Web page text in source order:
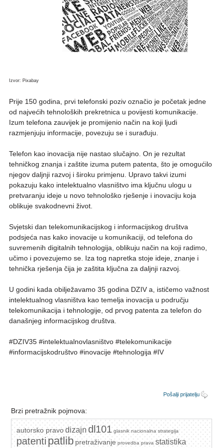
Izvor: Pixabay
Prije 150 godina, prvi telefonski poziv označio je početak jedne
od najvećih tehnoloških prekretnica u povijesti komunikacije.
Izum telefona zauvijek je promijenio način na koji ljudi
razmjenjuju informacije, povezuju se i surađuju.
Telefon kao inovacija nije nastao slučajno. On je rezultat
tehničkog znanja i zaštite izuma putem patenta, što je omogućilo
njegov daljnji razvoj i široku primjenu. Upravo takvi izumi
pokazuju kako intelektualno vlasništvo ima ključnu ulogu u
pretvaranju ideje u novo tehnološko rješenje i inovaciju koja
oblikuje svakodnevni život.
Svjetski dan telekomunikacijskog i informacijskog društva
podsjeća nas kako inovacije u komunikaciji, od telefona do
suvremenih digitalnih tehnologija, oblikuju način na koji radimo,
učimo i povezujemo se. Iza tog napretka stoje ideje, znanje i
tehnička rješenja čija je zaštita ključna za daljnji razvoj.
U godini kada obilježavamo 35 godina DZIV a, ističemo važnost
intelektualnog vlasništva kao temelja inovacija u području
telekomunikacija i tehnologije, od prvog patenta za telefon do
današnjeg informacijskog društva.
#DZIV35 #intelektualnovlasništvo #telekomunikacije
#informacijskodruštvo #inovacije #tehnologija #IV
Pošalji prijatelju
Brzi pretražnik pojmova:
autorsko pravo dizajn dl101 glasnik nacionalna strategija
patenti patlib pretraživanje provedba prava statistika